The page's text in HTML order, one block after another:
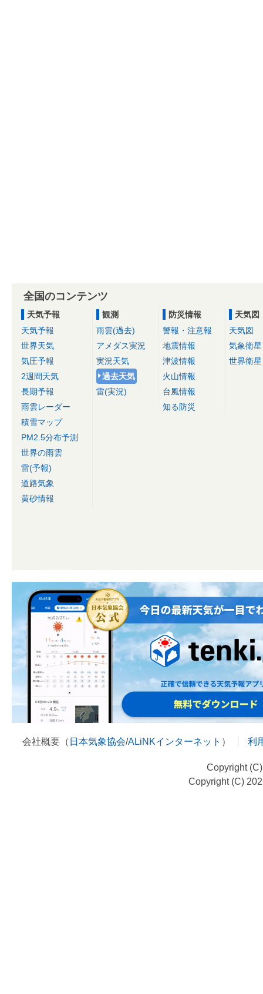
全国のコンテンツ
天気予報
天気予報
世界天気
気圧予報
2週間天気
長期予報
雨雲レーダー
積雪マップ
PM2.5分布予測
世界の雨雲
雷(予報)
道路気象
黄砂情報
観測
雨雲(過去)
アメダス実況
実況天気
過去天気
雷(実況)
防災情報
警報・注意報
地震情報
津波情報
火山情報
台風情報
知る防災
天気図
天気図
気象衛星
世界衛星
会社概要（ 日本気象協会/ALiNKインターネット ） 利
Copyright
Copyright (C)